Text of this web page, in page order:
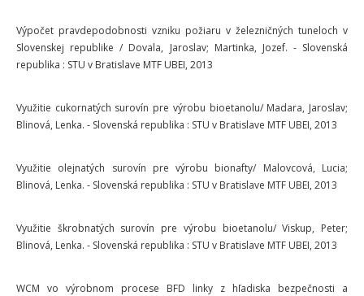
Výpočet pravdepodobnosti vzniku požiaru v železničných tuneloch v
Slovenskej republike / Dovala, Jaroslav; Martinka, Jozef. - Slovenská
republika : STU v Bratislave MTF UBEI, 2013
Využitie cukornatých surovín pre výrobu bioetanolu/ Madara, Jaroslav;
Blinová, Lenka. - Slovenská republika : STU v Bratislave MTF UBEI, 2013
Využitie olejnatých surovín pre výrobu bionafty/ Malovcová, Lucia;
Blinová, Lenka. - Slovenská republika : STU v Bratislave MTF UBEI, 2013
Využitie škrobnatých surovín pre výrobu bioetanolu/ Viskup, Peter;
Blinová, Lenka. - Slovenská republika : STU v Bratislave MTF UBEI, 2013
WCM vo výrobnom procese BFD linky z hľadiska bezpečnosti a